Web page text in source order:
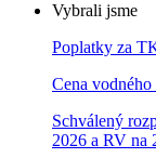
Vybrali jsme
Poplatky za
Cena
Schválený
2026 a RV na